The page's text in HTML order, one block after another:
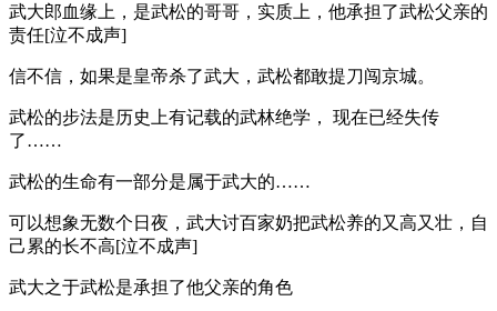
武大郎血缘上，是武松的哥哥，实质上，他承担了武松父亲的
责任[泣不成声]
信不信，如果是皇帝杀了武大，武松都敢提刀闯京城。
武松的步法是历史上有记载的武林绝学， 现在已经失传
了……
武松的生命有一部分是属于武大的……
可以想象无数个日夜，武大讨百家奶把武松养的又高又壮，自
己累的长不高[泣不成声]
武大之于武松是承担了他父亲的角色